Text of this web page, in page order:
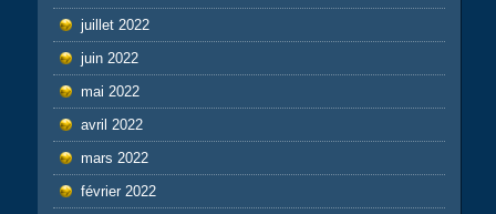
juillet 2022
juin 2022
mai 2022
avril 2022
mars 2022
février 2022